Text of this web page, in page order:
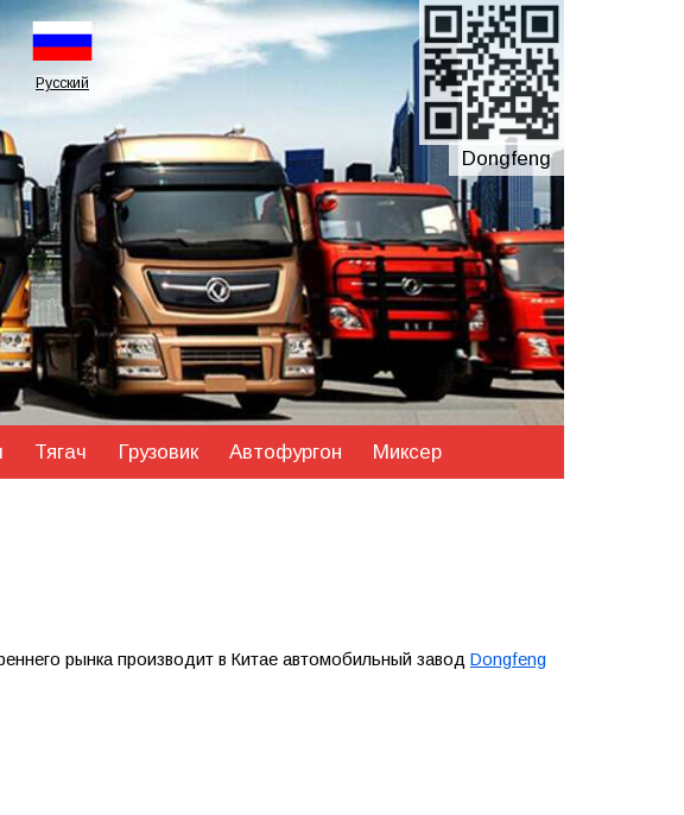
Русский
Dongfeng
Тягач Грузовик Автофургон Миксер
рынка производит в Китае автомобильный завод Dongfeng